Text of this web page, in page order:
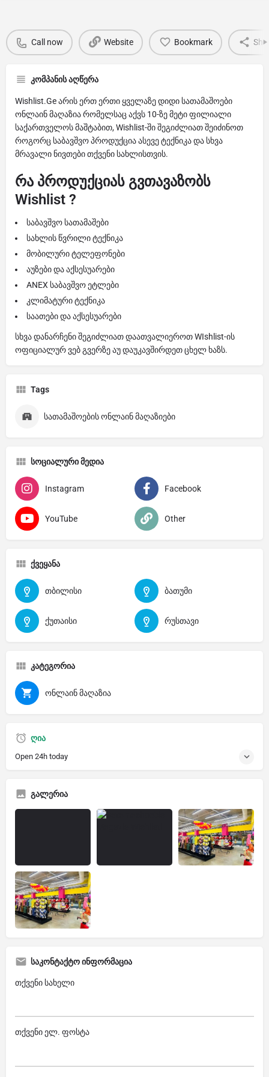
Call now Website Bookmark
კომპანის აღწერა
Wishlist.Ge არის ერთ ერთი ყველაზე დიდი სათამაშოები
ონლაინ მაღაზია რომელსაც აქვს 10-ზე მეტი ფილიალი
საქართველოს მაშტაბით, Wishlist-ში შეგიძლიათ შეიძინოთ
როგორც საბავშვო პროდუქცია ასევე ტექნიკა და სხვა
მრავალი ნივთები თქვენი სახლისთვის.
რა პროდუქციას გვთავაზობს
Wishlist ?
საბავშვო სათამაშები
სახლის წვრილი ტექნიკა
მობილური ტელეფონები
აუზები და აქსესუარები
ANEX საბავშვო ეტლები
კლიმატური ტექნიკა
საათები და აქსესუარები
სხვა დანარჩენი შეგიძლიათ დაათვალიეროთ WIshlist-ის
ოფიციალურ ვებ გვერზე აუ დაუკავშირდეთ ცხელ ხაზს.
Tags
სათამაშოების ონლაინ მაღაზიები
სოციალური მედია
Instagram Facebook
YouTube Other
ქვეყანა
თბილისი ბათუმი
ქუთაისი რუსთავი
კატეგორია
ონლაინ მაღაზია
ღია
Open 24h today
გალერია
საკონტაქტო ინფორმაცია
თქვენი სახელი
თქვენი ელ. ფოსტა